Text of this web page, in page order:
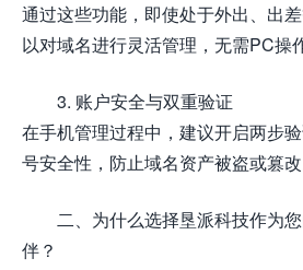
通过这些功能，即使处于外出、出
以对域名进行灵活管理，无需PC操
3. 账户安全与双重验证
在手机管理过程中，建议开启两步
号安全性，防止域名资产被盗或篡改
二、为什么选择垦派科技作为
伴？